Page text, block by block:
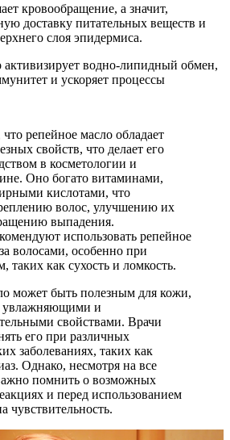
кровообращение, а значит,
доставку питательных веществ и
слоя эпидермиса.
активизирует водно-липидный обмен,
и ускоряет процессы
репейное масло обладает
свойств, что делает его
в косметологии и
Оно богато витаминами,
кислотами, что
волос, улучшению их
выпадения.
использовать репейное
волосами, особенно при
таких как сухость и ломкость.
может быть полезным для кожи,
увлажняющими и
свойствами. Врачи
его при различных
заболеваниях, таких как
Однако, несмотря на все
помнить о возможных
и перед использованием
чувствительность.